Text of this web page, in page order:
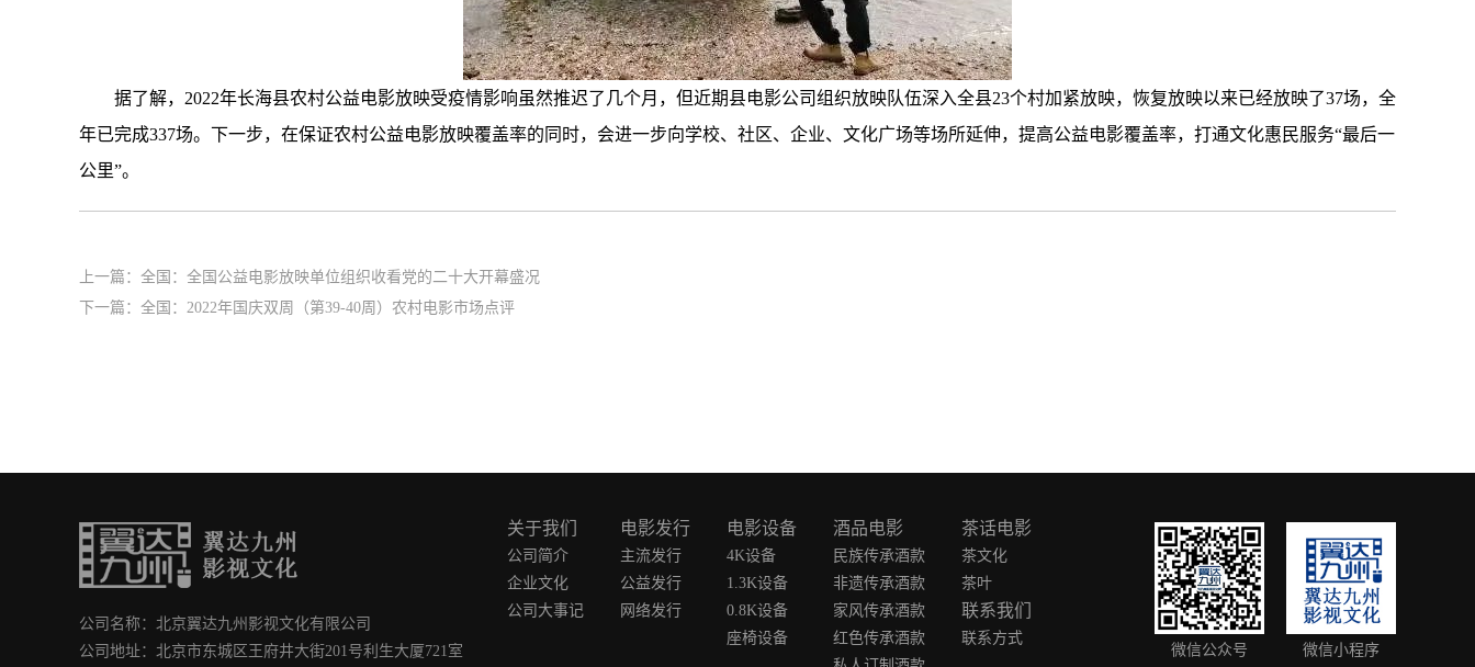
据了解，2022年长海县农村公益电影放映受疫情影响虽然推迟了几个月，但近期县电影公司组织放映队伍深入全县23个村加紧放映，恢复放映以来已经放映了37场，全
年已完成337场。下一步，在保证农村公益电影放映覆盖率的同时，会进一步向学校、社区、企业、文化广场等场所延伸，提高公益电影覆盖率，打通文化惠民服务“最后一
公里”。
上一篇： 全国：全国公益电影放映单位组织收看党的二十大开幕盛况
下一篇： 全国：2022年国庆双周（第39-40周）农村电影市场点评
公司名称：北京翼达九州影视文化有限公司
公司地址：北京市东城区王府井大街201号利生大厦721室
关于我们
公司简介
企业文化
公司大事记
电影发行
主流发行
公益发行
网络发行
电影设备
4K设备
1.3K设备
0.8K设备
座椅设备
酒品电影
民族传承酒款
非遗传承酒款
家风传承酒款
红色传承酒款
茶话电影
茶文化
茶叶
联系我们
联系方式
微信公众号 微信小程序